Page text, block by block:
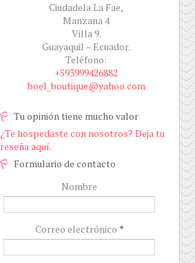
Ciudadela La Fae,
Manzana 4
Villa 9.
Guayaquil – Ecuador.
Teléfono:
+593999426882
boel_boutique@yahoo.com
Tu opinión tiene mucho valor
¿Te hospedaste con nosotros? Deja tu
reseña aquí.
Formulario de contacto
Nombre
Correo electrónico *